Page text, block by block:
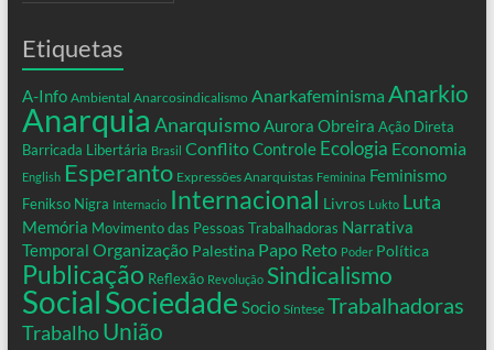
Etiquetas
A-Info Ambiental Anarcosindicalismo Anarkafeminisma Anarkio
Anarquia AnarquismoAurora Obreira Ação Direta
Barricada Libertária Brasil ConflitoControle Ecologia Economia
English Esperanto Expressões Anarquistas Feminina Feminismo
Fenikso Nigra Internacio Internacional Livros Lukto Luta
Memória Movimento das Pessoas Trabalhadoras Narrativa
Temporal Organização Palestina Papo Reto Poder Política
Publicação Reflexão Revolução Sindicalismo
SocialSociedade Socio Síntese Trabalhadoras
Trabalho União